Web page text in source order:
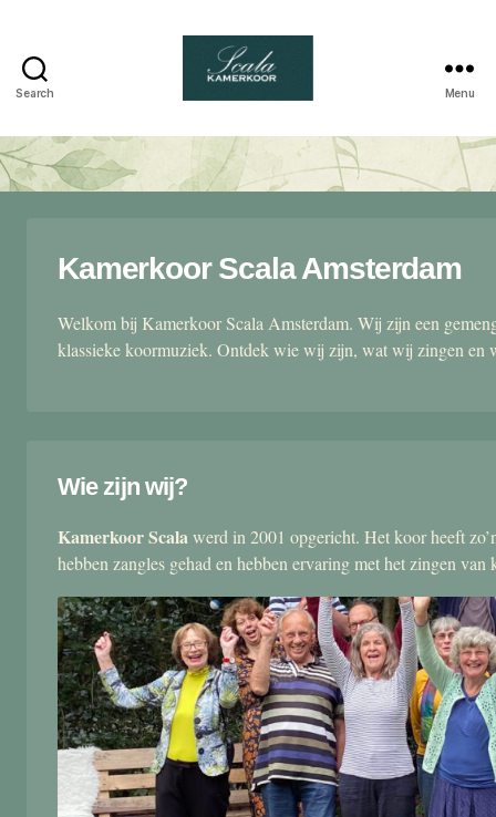
Search
kamerkoor
Menu
Kamerkoor Scala Amsterdam
Welkom bij Kamerkoor Scala Amsterdam. Wij zijn een
klassieke koormuziek. Ontdek wie wij zijn, wat wij zingen en
Wie zijn wij?
Kamerkoor Scalawerd in 2001 opgericht. Het koor heeft
hebben zangles gehad en hebben ervaring met het zingen van